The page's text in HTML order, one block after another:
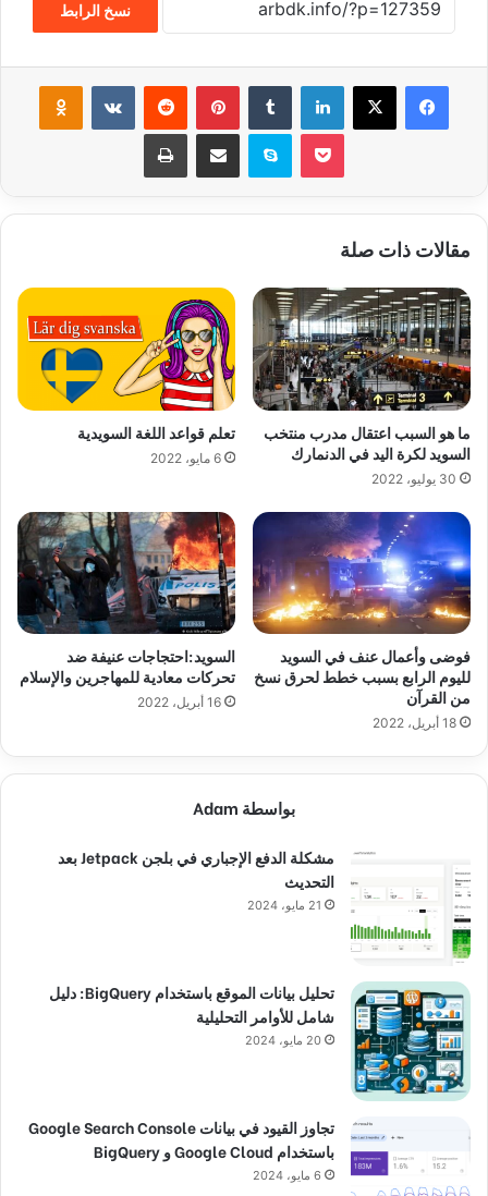
نسخ الرابط
فيسبوك لينكدإن بينتيريست
سكايب
مقالات ذات صلة
ما هو السبب اعتقال مدرب منتخب
السويد لكرة اليد في الدنمارك
30 يوليو، 2022
تعلم قواعد اللغة السويدية
6 مايو، 2022
فوضى وأعمال عنف في السويد
لليوم الرابع بسبب خطط لحرق نسخ
من القرآن
18 أبريل، 2022
السويد:احتجاجات عنيفة ضد
تحركات معادية للمهاجرين والإسلام
16 أبريل، 2022
بواسطة Adam
مشكلة الدفع الإجباري في بلجن Jetpack بعد
التحديث
21 مايو، 2024
تحليل بيانات الموقع باستخدام BigQuery: دليل
شامل للأوامر التحليلية
20 مايو، 2024
تجاوز القيود في بيانات Google Search Console
باستخدام Google Cloud و BigQuery
6 مايو، 2024